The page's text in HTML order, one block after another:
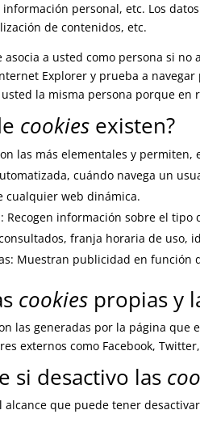
personal, etc. Los
de contenidos, etc.
asocia a usted como persona si no
Explorer y prueba a
la misma persona porque
cookies existen?
las más elementales y
cuándo navega un
cualquier web dinámica.
Recogen información sobre el tipo
franja horaria de uso,
Muestran publicidad en función
cookies propias y
las generadas por la página que
externos como Facebook,
si desactivo las
alcance que puede tener